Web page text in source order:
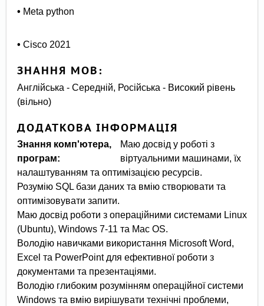
• Meta python
• Cisco 2021
ЗНАННЯ МОВ:
Англійська - Середній, Російська - Високий рівень
(вільно)
ДОДАТКОВА ІНФОРМАЦІЯ
Знання комп'ютера,
програм:
Маю досвід у роботі з
віртуальними машинами, їх
налаштуванням та оптимізацією ресурсів.
Розумію SQL бази даних та вмію створювати та
оптимізовувати запити.
Маю досвід роботи з операційними системами Linux
(Ubuntu), Windows 7-11 та Mac OS.
Володію навичками використання Microsoft Word,
Excel та PowerPoint для ефективної роботи з
документами та презентаціями.
Володію глибоким розумінням операційної системи
Windows та вмію вирішувати технічні проблеми,